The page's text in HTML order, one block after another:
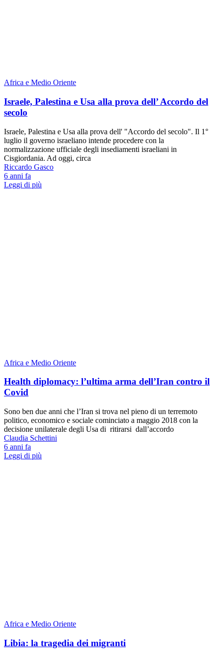
Africa e Medio Oriente
Israele, Palestina e Usa alla prova dell’ Accordo del
secolo
Israele, Palestina e Usa alla prova dell' "Accordo del secolo". Il 1°
luglio il governo israeliano intende procedere con la
normalizzazione ufficiale degli insediamenti israeliani in
Cisgiordania. Ad oggi, circa
Riccardo Gasco
6 anni fa
Leggi di più
Africa e Medio Oriente
Health diplomacy: l’ultima arma dell’Iran contro il
Covid
Sono ben due anni che l’Iran si trova nel pieno di un terremoto
politico, economico e sociale cominciato a maggio 2018 con la
decisione unilaterale degli Usa di ritirarsi dall’accordo
Claudia Schettini
6 anni fa
Leggi di più
Africa e Medio Oriente
Libia: la tragedia dei migranti